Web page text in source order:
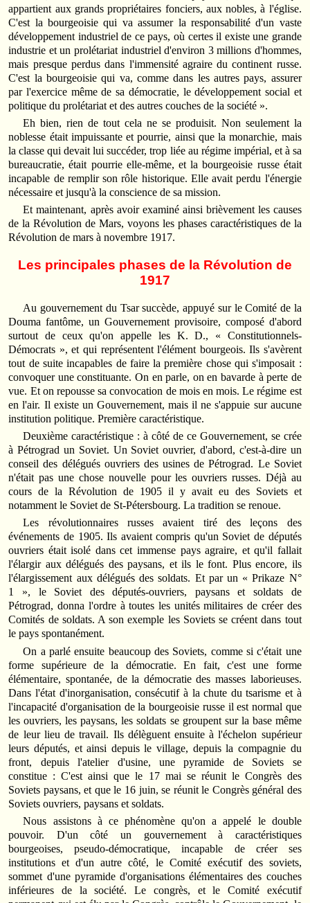
appartient aux grands propriétaires fonciers, aux nobles, à l'église.
C'est la bourgeoisie qui va assumer la responsabilité d'un vaste
développement industriel de ce pays, où certes il existe une grande
industrie et un prolétariat industriel d'environ 3 millions d'hommes,
mais presque perdus dans l'immensité agraire du continent russe.
C'est la bourgeoisie qui va, comme dans les autres pays, assurer
par l'exercice même de sa démocratie, le développement social et
politique du prolétariat et des autres couches de la société ».
Eh bien, rien de tout cela ne se produisit. Non seulement la
noblesse était impuissante et pourrie, ainsi que la monarchie, mais
la classe qui devait lui succéder, trop liée au régime impérial, et à sa
bureaucratie, était pourrie elle-même, et la bourgeoisie russe était
incapable de remplir son rôle historique. Elle avait perdu l'énergie
nécessaire et jusqu'à la conscience de sa mission.
Et maintenant, après avoir examiné ainsi brièvement les causes
de la Révolution de Mars, voyons les phases caractéristiques de la
Révolution de mars à novembre 1917.
Les principales phases de la Révolution de
1917
Au gouvernement du Tsar succède, appuyé sur le Comité de la
Douma fantôme, un Gouvernement provisoire, composé d'abord
surtout de ceux qu'on appelle les K. D., « Constitutionnels-
Démocrats », et qui représentent l'élément bourgeois. Ils s'avèrent
tout de suite incapables de faire la première chose qui s'imposait :
convoquer une constituante. On en parle, on en bavarde à perte de
vue. Et on repousse sa convocation de mois en mois. Le régime est
en l'air. Il existe un Gouvernement, mais il ne s'appuie sur aucune
institution politique. Première caractéristique.
Deuxième caractéristique : à côté de ce Gouvernement, se crée
à Pétrograd un Soviet. Un Soviet ouvrier, d'abord, c'est-à-dire un
conseil des délégués ouvriers des usines de Pétrograd. Le Soviet
n'était pas une chose nouvelle pour les ouvriers russes. Déjà au
cours de la Révolution de 1905 il y avait eu des Soviets et
notamment le Soviet de St-Pétersbourg. La tradition se renoue.
Les révolutionnaires russes avaient tiré des leçons des
événements de 1905. Ils avaient compris qu'un Soviet de députés
ouvriers était isolé dans cet immense pays agraire, et qu'il fallait
l'élargir aux délégués des paysans, et ils le font. Plus encore, ils
l'élargissement aux délégués des soldats. Et par un « Prikaze N°
1 », le Soviet des députés-ouvriers, paysans et soldats de
Pétrograd, donna l'ordre à toutes les unités militaires de créer des
Comités de soldats. A son exemple les Soviets se créent dans tout
le pays spontanément.
On a parlé ensuite beaucoup des Soviets, comme si c'était une
forme supérieure de la démocratie. En fait, c'est une forme
élémentaire, spontanée, de la démocratie des masses laborieuses.
Dans l'état d'inorganisation, consécutif à la chute du tsarisme et à
l'incapacité d'organisation de la bourgeoisie russe il est normal que
les ouvriers, les paysans, les soldats se groupent sur la base même
de leur lieu de travail. Ils délèguent ensuite à l'échelon supérieur
leurs députés, et ainsi depuis le village, depuis la compagnie du
front, depuis l'atelier d'usine, une pyramide de Soviets se
constitue : C'est ainsi que le 17 mai se réunit le Congrès des
Soviets paysans, et que le 16 juin, se réunit le Congrès général des
Soviets ouvriers, paysans et soldats.
Nous assistons à ce phénomène qu'on a appelé le double
pouvoir. D'un côté un gouvernement à caractéristiques
bourgeoises, pseudo-démocratique, incapable de créer ses
institutions et d'un autre côté, le Comité exécutif des soviets,
sommet d'une pyramide d'organisations élémentaires des couches
inférieures de la société. Le congrès, et le Comité exécutif